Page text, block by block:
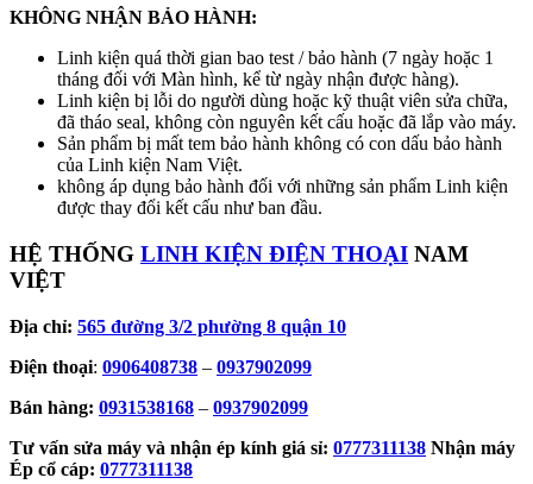
KHÔNG NHẬN BẢO HÀNH:
Linh kiện quá thời gian bao test / bảo hành (7 ngày hoặc 1
tháng đối với Màn hình, kể từ ngày nhận được hàng).
Linh kiện bị lỗi do người dùng hoặc kỹ thuật viên sửa chữa,
đã tháo seal, không còn nguyên kết cấu hoặc đã lắp vào máy.
Sản phẩm bị mất tem bảo hành không có con dấu bảo hành
của Linh kiện Nam Việt.
không áp dụng bảo hành đối với những sản phẩm Linh kiện
được thay đổi kết cấu như ban đầu.
HỆ THỐNG LINH KIỆN ĐIỆN THOẠI NAM
VIỆT
Địa chỉ: 565 đường 3/2 phường 8 quận 10
Điện thoại: 0906408738 – 0937902099
Bán hàng: 0931538168 – 0937902099
Tư vấn sửa máy và nhận ép kính giá sỉ: 0777311138 Nhận máy
Ép cổ cáp: 0777311138